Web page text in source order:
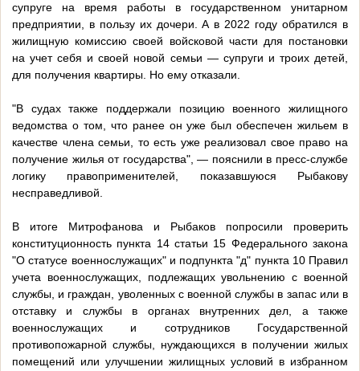
супруге на время работы в государственном унитарном
предприятии, в пользу их дочери. А в 2022 году обратился в
жилищную комиссию своей войсковой части для постановки
на учет себя и своей новой семьи — супруги и троих детей,
для получения квартиры. Но ему отказали.
"В судах также поддержали позицию военного жилищного
ведомства о том, что ранее он уже был обеспечен жильем в
качестве члена семьи, то есть уже реализовал свое право на
получение жилья от государства", — пояснили в пресс-службе
логику правоприменителей, показавшуюся Рыбакову
несправедливой.
В итоге Митрофанова и Рыбаков попросили проверить
конституционность пункта 14 статьи 15 Федерального закона
"О статусе военнослужащих" и подпункта "д" пункта 10 Правил
учета военнослужащих, подлежащих увольнению с военной
службы, и граждан, уволенных с военной службы в запас или в
отставку и службы в органах внутренних дел, а также
военнослужащих и сотрудников Государственной
противопожарной службы, нуждающихся в получении жилых
помещений или улучшении жилищных условий в избранном